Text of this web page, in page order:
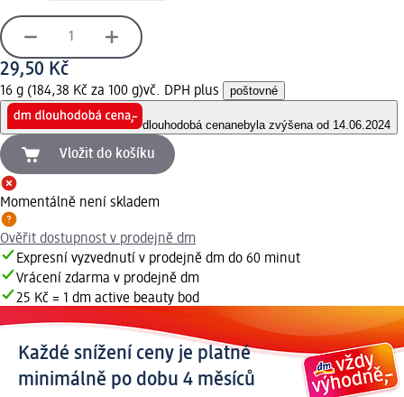
29,50 Kč
16 g (184,38 Kč za 100 g)vč. DPH plus poštovné
dlouhodobá cenanebyla zvýšena od 14.06.2024
Vložit do košíku
Momentálně není skladem
Ověřit dostupnost v prodejně dm
Expresní vyzvednutí v prodejně dm do 60 minut
Vrácení zdarma v prodejně dm
25 Kč = 1 dm active beauty bod
Každé snížení ceny je platné
minimálně po dobu 4 měsíců